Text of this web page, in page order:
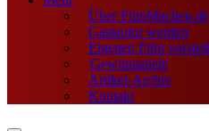
Über FilmMachen.de
Gastautor werden
Eigenen Film
Gewinnspiele
Artikel-Archiv
Kontakt